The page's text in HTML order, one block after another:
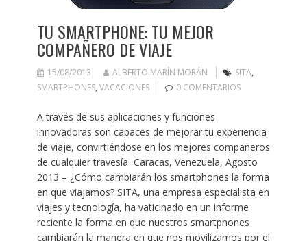
TU SMARTPHONE: TU MEJOR
COMPAÑERO DE VIAJE
15/08/2013 ALBERTO MARÍN MORÁN SITA,
SMARTPHONES, VACACIONES 0 COMENTARIOS
A través de sus aplicaciones y funciones
innovadoras son capaces de mejorar tu experiencia
de viaje, convirtiéndose en los mejores compañeros
de cualquier travesía Caracas, Venezuela, Agosto
2013 – ¿Cómo cambiarán los smartphones la forma
en que viajamos? SITA, una empresa especialista en
viajes y tecnología, ha vaticinado en un informe
reciente la forma en que nuestros smartphones
cambiarán la manera en que nos movilizamos por el